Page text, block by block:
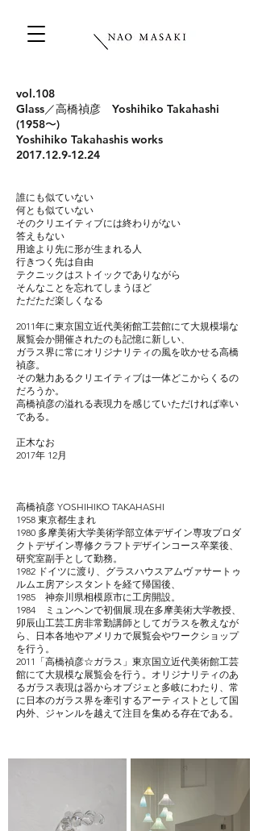
vol.108
Glass／高橋禎彦 Yoshihiko Takahashi
(1958〜)
Yoshihiko Takahashis works
2017.12.9-12.24
誰にも似ていない
何とも似ていない
そのクリエイティブには終わりがない
答えもない
用途より先に形が生まれる人
行きつく先は自由
テクニックはストイックでありながら
そんなことを忘れてしまうほど
ただただ楽しくなる
2011年に東京国立近代美術館工芸館にて大規模場な
展覧会か開催されたのも記憶に新しい、
ガラス界に常にオリジナリティの風を吹かせる高橋
禎彦。
その魅力あるクリエイティブは一体どこからくるの
だろうか。
高橋禎彦の溢れる表現力を感じていただければ幸い
である。
正木なお
2017年 12月
高橋禎彦 YOSHIHIKO TAKAHASHI
1958 東京都生まれ
1980 多摩美術大学美術学部立体デザイン専攻プロダ
クトデザイン専修クラフトデザインコース卒業後、
研究室副手として勤務。
1982 ドイツに渡り、グラスハウスアムヴァサートゥ
ルムエ房アシスタントを経て帰国後、
1985 神奈川県相模原市に工房開設。
1984 ミュンヘンで初個展.現在多摩美術大学教授、
卯辰山工芸工房非常勤講師としてガラスを教えなが
ら、日本各地やアメリカで展覧会やワークショップ
を行う。
2011「高橋禎彦☆ガラス」東京国立近代美術館工芸
館にて大規模な展覧会を行う。オリジナリティのあ
るガラス表現は器からオブジェと多岐にわたり、常
に日本のガラス界を牽引するアーティストとして国
内外、ジャンルを越えて注目を集める存在である。